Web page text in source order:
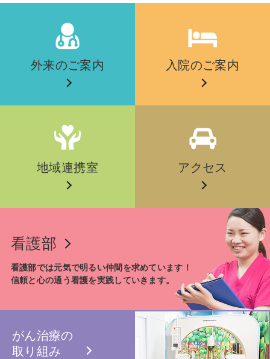
外来のご案内 入院のご案内
地域連携室 アクセス
看護部
看護部では元気で明るい仲間を求めています！
信頼と心の通う看護を実践していきます。
がん治療の
取り組み